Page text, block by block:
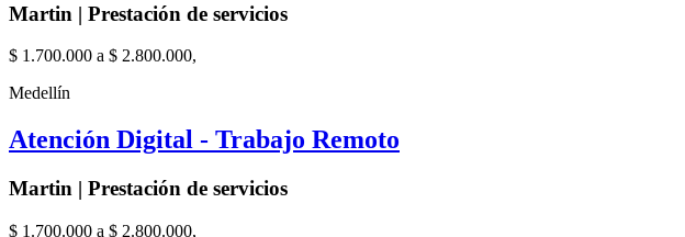
Martin | Prestación de servicios
$ 1.700.000 a $ 2.800.000,
Medellín
Atención Digital - Trabajo Remoto
Martin | Prestación de servicios
$ 1.700.000 a $ 2.800.000,